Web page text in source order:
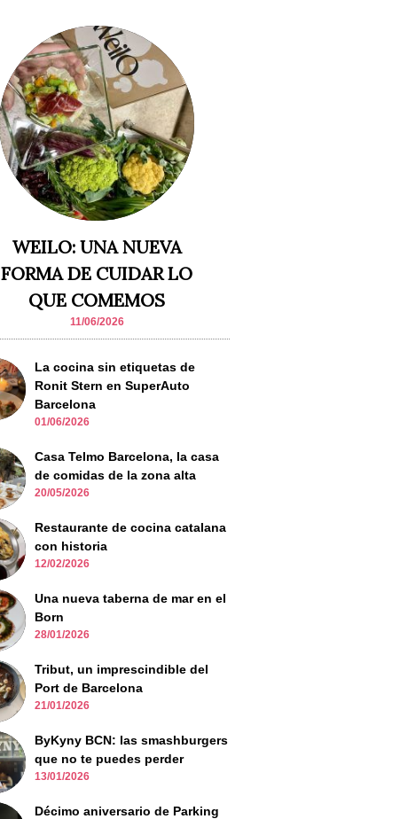
WEILO: UNA NUEVA
FORMA DE CUIDAR LO
QUE COMEMOS
11/06/2026
La cocina sin etiquetas de
Ronit Stern en SuperAuto
Barcelona
01/06/2026
Casa Telmo Barcelona, la casa
de comidas de la zona alta
20/05/2026
Restaurante de cocina catalana
con historia
12/02/2026
Una nueva taberna de mar en el
Born
28/01/2026
Tribut, un imprescindible del
Port de Barcelona
21/01/2026
ByKyny BCN: las smashburgers
que no te puedes perder
13/01/2026
Décimo aniversario de Parking